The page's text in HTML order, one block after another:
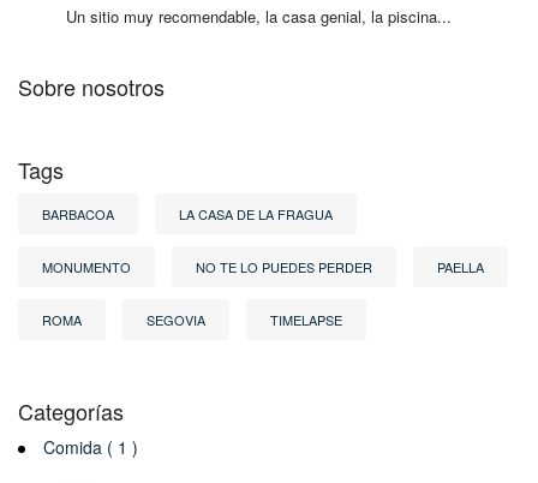
Un sitio muy recomendable, la casa genial, la piscina...
Sobre nosotros
Tags
BARBACOA LA CASA DE LA FRAGUA
MONUMENTO NO TE LO PUEDES PERDER PAELLA
ROMA SEGOVIA TIMELAPSE
Categorías
Comida ( 1 )